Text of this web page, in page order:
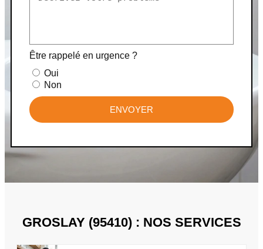
Être rappelé en urgence ?
Oui
Non
ENVOYER
GROSLAY (95410) : NOS SERVICES